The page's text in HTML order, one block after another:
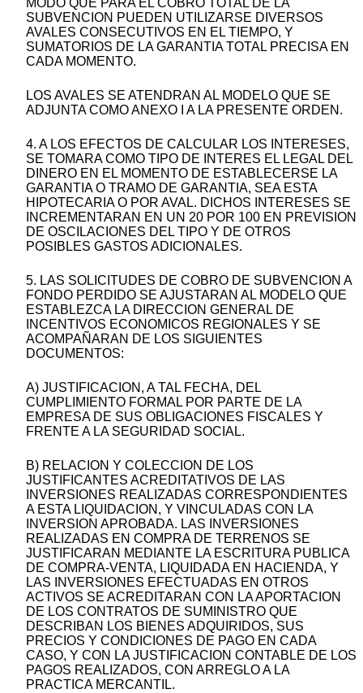
MODO QUE PARA EL COBRO TOTAL DE LA
SUBVENCION PUEDEN UTILIZARSE DIVERSOS
AVALES CONSECUTIVOS EN EL TIEMPO, Y
SUMATORIOS DE LA GARANTIA TOTAL PRECISA EN
CADA MOMENTO.
LOS AVALES SE ATENDRAN AL MODELO QUE SE
ADJUNTA COMO ANEXO I A LA PRESENTE ORDEN.
4. A LOS EFECTOS DE CALCULAR LOS INTERESES,
SE TOMARA COMO TIPO DE INTERES EL LEGAL DEL
DINERO EN EL MOMENTO DE ESTABLECERSE LA
GARANTIA O TRAMO DE GARANTIA, SEA ESTA
HIPOTECARIA O POR AVAL. DICHOS INTERESES SE
INCREMENTARAN EN UN 20 POR 100 EN PREVISION
DE OSCILACIONES DEL TIPO Y DE OTROS
POSIBLES GASTOS ADICIONALES.
5. LAS SOLICITUDES DE COBRO DE SUBVENCION A
FONDO PERDIDO SE AJUSTARAN AL MODELO QUE
ESTABLEZCA LA DIRECCION GENERAL DE
INCENTIVOS ECONOMICOS REGIONALES Y SE
ACOMPAÑARAN DE LOS SIGUIENTES
DOCUMENTOS:
A) JUSTIFICACION, A TAL FECHA, DEL
CUMPLIMIENTO FORMAL POR PARTE DE LA
EMPRESA DE SUS OBLIGACIONES FISCALES Y
FRENTE A LA SEGURIDAD SOCIAL.
B) RELACION Y COLECCION DE LOS
JUSTIFICANTES ACREDITATIVOS DE LAS
INVERSIONES REALIZADAS CORRESPONDIENTES
A ESTA LIQUIDACION, Y VINCULADAS CON LA
INVERSION APROBADA. LAS INVERSIONES
REALIZADAS EN COMPRA DE TERRENOS SE
JUSTIFICARAN MEDIANTE LA ESCRITURA PUBLICA
DE COMPRA-VENTA, LIQUIDADA EN HACIENDA, Y
LAS INVERSIONES EFECTUADAS EN OTROS
ACTIVOS SE ACREDITARAN CON LA APORTACION
DE LOS CONTRATOS DE SUMINISTRO QUE
DESCRIBAN LOS BIENES ADQUIRIDOS, SUS
PRECIOS Y CONDICIONES DE PAGO EN CADA
CASO, Y CON LA JUSTIFICACION CONTABLE DE LOS
PAGOS REALIZADOS, CON ARREGLO A LA
PRACTICA MERCANTIL.